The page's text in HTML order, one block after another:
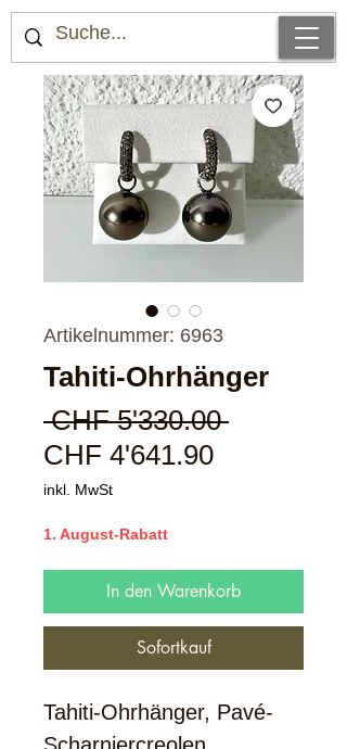
Artikelnummer: 6963
Tahiti-Ohrhänger
CHF 5'330.00
CHF 4'641.90Sale-
inkl. MwSt
1. August-Rabatt
In den Warenkorb
Sofortkauf
Tahiti-Ohrhänger, Pavé-